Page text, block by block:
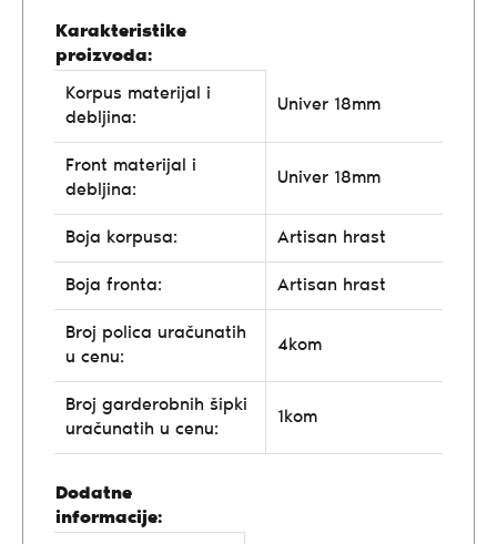
Karakteristike
proizvoda:
Korpus materijal i
debljina:
Univer 18mm
Front materijal i
debljina:
Univer 18mm
Boja korpusa: Artisan hrast
Boja fronta: Artisan hrast
Broj polica uračunatih
u cenu:
4kom
Broj garderobnih šipki
uračunatih u cenu:
1kom
Dodatne
informacije: